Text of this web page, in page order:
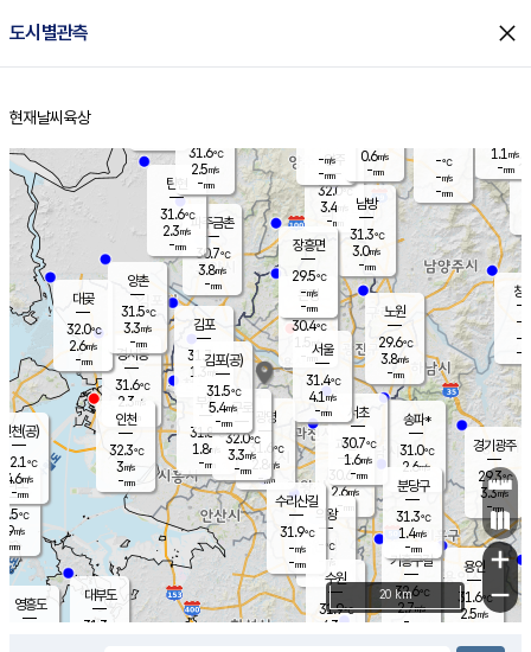
도시별관측 close
홈
현재날씨 육상
의도
℃
m/s
mm
영흥도
양주
32.0℃
3.4
-mm
과천
30.6℃
2.6m/s
- mm
용인
31.6℃
2.5m/s
경기광주
29.3℃
3.3m/s
-mm
대부도
31.3
경서동
31.6℃
2.3 m/s
-mm
파주금촌
30.7℃
3.8m/s
-mm
-℃
-m/s
-mm
대곶
32.0℃
2.6m/s
-mm
창
-
-m/
-
탄현
31.6℃
2.3m/s
-mm
1.1 m/s
-mm
의왕
- ℃
m/s
mm
김포
31.7℃
1.3 m/s
mm
광명
31.6 ℃
2.8 m/s
-mm
부천
31.8℃
1.8m/s
-mm
양촌
31.5℃
3.3m/s
-mm
구로
32.0℃
3.3m/s
-mm
은평
30.4℃
1.5 m/s
- mm
노원
29.6℃
3.8m/s
-mm
송파*
31.0℃
2.6m/s
-mm
서초
30.7℃
1.6m/s
-mm
남방
31.3℃
3.0m/s
-mm
기흥구갈
32.6℃
2.7m/s
-
수리산길
31.9℃
-m/s
-mm
분당구
31.3℃
1.4m/s
-mm
장흥면
29.5℃
-m/s
-mm
-m/s
-mm
인천(공)
32.1℃
4.6m/s
-mm
김포(공)
31.5℃
5.4m/s
-mm
수원
31.9℃
4.3 m/s
인천
32.3℃
3m/s
-mm
서울
31.4℃
4.1 m/s
-mm
31.6℃
2.5m/s
-mm
0.6m/s
-mm
+
−
20 km